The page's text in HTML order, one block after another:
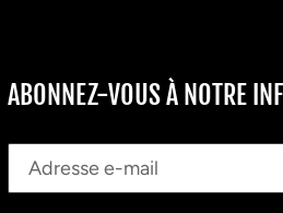
ABONNEZ-VOUS À NOTRE